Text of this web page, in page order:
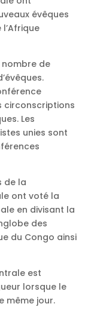
évêques
de
circonscriptions
Les
unies sont
de la
ont voté la
en divisant la
des
du Congo ainsi
est
lorsque le
même jour.